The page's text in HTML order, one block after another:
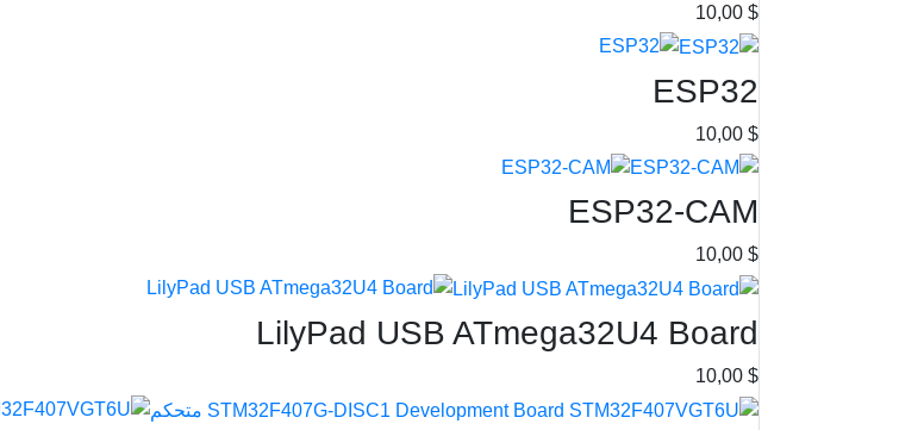
$ 10,00
ESP32
$ 10,00
ESP32-CAM
$ 10,00
LilyPad USB ATmega32U4 Board
$ 10,00